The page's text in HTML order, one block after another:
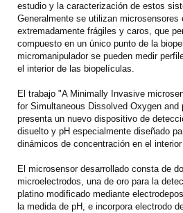
estudio y la caracterización de estos
Generalmente se utilizan microsensores
extremadamente frágiles y caros, que
compuesto en un único punto de la
micromanipulador se pueden medir
el interior de las biopelículas.
El trabajo "A Minimally Invasive
for Simultaneous Dissolved Oxygen and
presenta un nuevo dispositivo de
disuelto y pH especialmente diseñado
dinámicos de concentración en el
El microsensor desarrollado consta de
microelectrodos, una de oro para la
platino modificado mediante
la medida de pH, e incorpora electrodo